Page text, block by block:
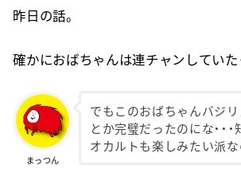
昨日の話。
確かにおばちゃんは連チャンしていた・
まっつん
でもこのおばちゃんバジ
とか完璧だったのにな・・
オカルトも楽しみたい派な